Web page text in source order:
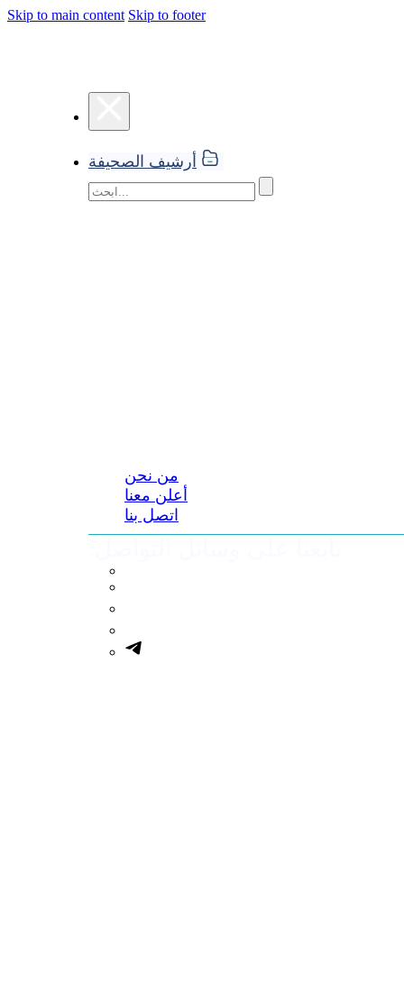
Skip to main content Skip to footer
أرشيف الصحيفة
من نحن
أعلن معنا
اتصل بنا